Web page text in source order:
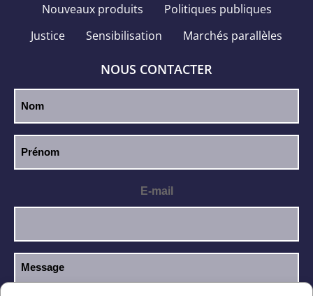
Nouveaux produits
Politiques publiques
Justice
Sensibilisation Marchés parallèles
NOUS CONTACTER
E-mail